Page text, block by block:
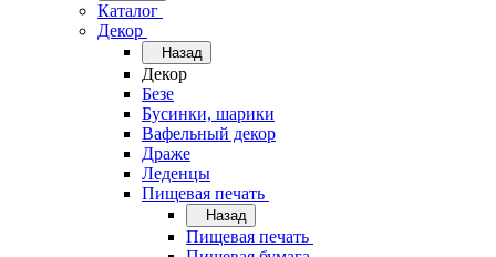
Каталог
Декор
Назад
Декор
Безе
Бусинки, шарики
Вафельный декор
Драже
Леденцы
Пищевая печать
Назад
Пищевая печать